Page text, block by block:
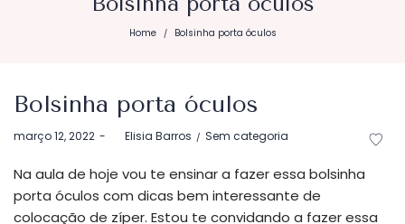
Home / Bolsinha porta óculos
Bolsinha porta óculos
Postado
março 12, 2022 byElisia Barros
Postado
Sem categoria
Na aula de hoje vou te ensinar a fazer essa bolsinha
porta óculos com dicas bem interessante de
colocação de zíper. Estou te convidando a fazer essa